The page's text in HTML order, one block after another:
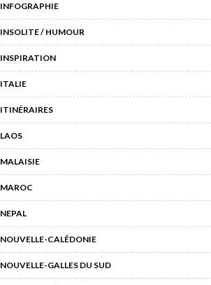
INFOGRAPHIE
INSOLITE / HUMOUR
INSPIRATION
ITALIE
ITINÉRAIRES
LAOS
MALAISIE
MAROC
NEPAL
NOUVELLE-CALÉDONIE
NOUVELLE-GALLES DU SUD